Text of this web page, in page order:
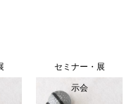
ポリシー
セミナー・展
示会